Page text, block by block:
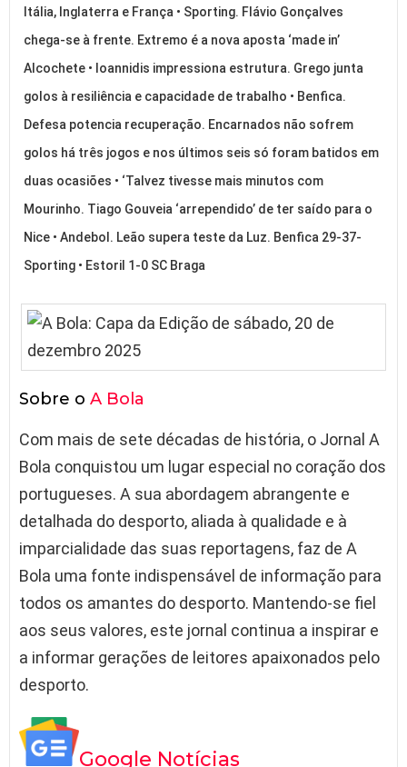
Itália, Inglaterra e França • Sporting. Flávio Gonçalves
chega-se à frente. Extremo é a nova aposta ‘made in’
Alcochete • Ioannidis impressiona estrutura. Grego junta
golos à resiliência e capacidade de trabalho • Benfica.
Defesa potencia recuperação. Encarnados não sofrem
golos há três jogos e nos últimos seis só foram batidos em
duas ocasiões • ‘Talvez tivesse mais minutos com
Mourinho. Tiago Gouveia ‘arrependido’ de ter saído para o
Nice • Andebol. Leão supera teste da Luz. Benfica 29-37-
Sporting • Estoril 1-0 SC Braga
Sobre o A Bola
Com mais de sete décadas de história, o Jornal A
Bola conquistou um lugar especial no coração dos
portugueses. A sua abordagem abrangente e
detalhada do desporto, aliada à qualidade e à
imparcialidade das suas reportagens, faz de A
Bola uma fonte indispensável de informação para
todos os amantes do desporto. Mantendo-se fiel
aos seus valores, este jornal continua a inspirar e
a informar gerações de leitores apaixonados pelo
desporto.
Google Notícias